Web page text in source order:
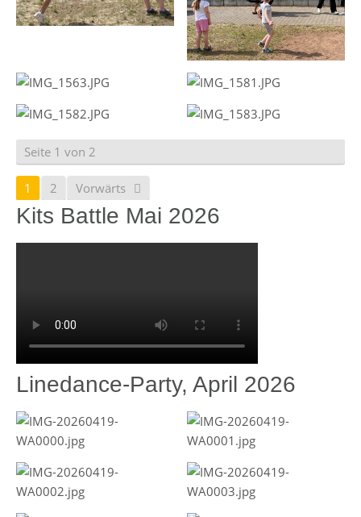
Seite 1 von 2
1 2 Vorwärts
Kits Battle Mai 2026
Linedance-Party, April 2026